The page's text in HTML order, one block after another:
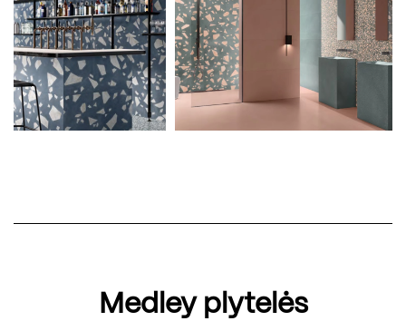
Medley plytelės